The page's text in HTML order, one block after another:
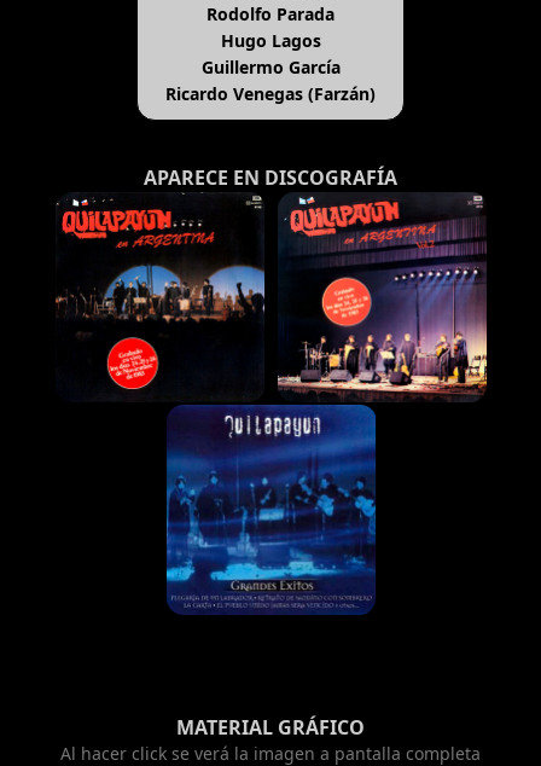
Rodolfo Parada
Hugo Lagos
Guillermo García
Ricardo Venegas (Farzán)
APARECE EN DISCOGRAFÍA
MATERIAL GRÁFICO
Al hacer click se verá la imagen a pantalla completa